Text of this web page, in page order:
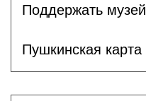
Поддержать музей
Пушкинская карта